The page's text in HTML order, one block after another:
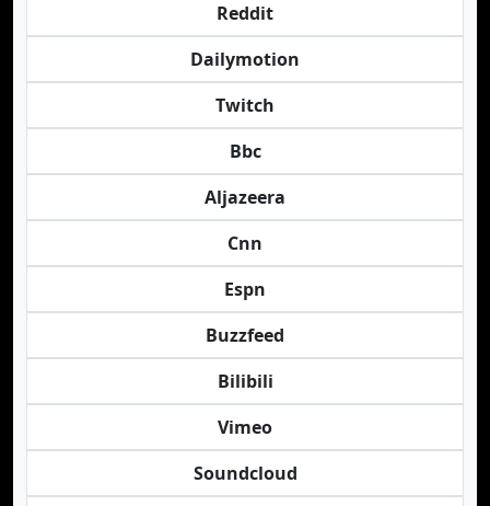
Reddit
Dailymotion
Twitch
Bbc
Aljazeera
Cnn
Espn
Buzzfeed
Bilibili
Vimeo
Soundcloud